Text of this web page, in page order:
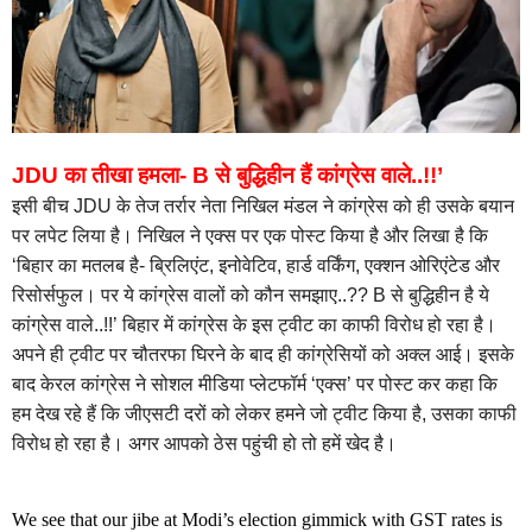
JDU का तीखा हमला- B से बुद्धिहीन हैं कांग्रेस वाले..!!’
इसी बीच JDU के तेज तर्रार नेता निखिल मंडल ने कांग्रेस को ही उसके बयान
पर लपेट लिया है। निखिल ने एक्स पर एक पोस्ट किया है और लिखा है कि
‘बिहार का मतलब है- ब्रिलिएंट, इनोवेटिव, हार्ड वर्किंग, एक्शन ओरिएंटेड और
रिसोर्सफुल। पर ये कांग्रेस वालों को कौन समझाए..?? B से बुद्धिहीन है ये
कांग्रेस वाले..!!’ बिहार में कांग्रेस के इस ट्वीट का काफी विरोध हो रहा है।
अपने ही ट्वीट पर चौतरफा घिरने के बाद ही कांग्रेसियों को अक्ल आई। इसके
बाद केरल कांग्रेस ने सोशल मीडिया प्लेटफॉर्म ‘एक्स’ पर पोस्ट कर कहा कि
हम देख रहे हैं कि जीएसटी दरों को लेकर हमने जो ट्वीट किया है, उसका काफी
विरोध हो रहा है। अगर आपको ठेस पहुंची हो तो हमें खेद है।
We see that our jibe at Modi’s election gimmick with GST rates is